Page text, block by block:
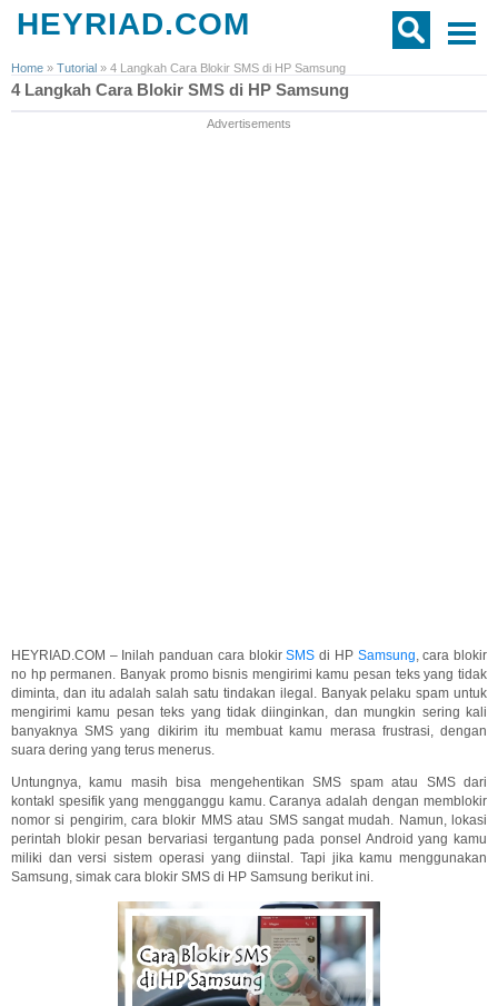
HEYRIAD.COM
Home » Tutorial » 4 Langkah Cara Blokir SMS di HP Samsung
4 Langkah Cara Blokir SMS di HP Samsung
Advertisements
HEYRIAD.COM – Inilah panduan cara blokirSMSdi HP Samsung, cara blokir
no hp permanen. Banyak promo bisnis mengirimi kamu pesan teks yang tidak
diminta, dan itu adalah salah satu tindakan ilegal. Banyak pelaku spam untuk
mengirimi kamu pesan teks yang tidak diinginkan, dan mungkin sering kali
banyaknya SMS yang dikirim itu membuat kamu merasa frustrasi, dengan
suara dering yang terus menerus.
Untungnya, kamu masih bisa mengehentikan SMS spam atau SMS dari
kontakl spesifik yang mengganggu kamu. Caranya adalah dengan memblokir
nomor si pengirim, cara blokir MMS atau SMS sangat mudah. Namun, lokasi
perintah blokir pesan bervariasi tergantung pada ponsel Android yang kamu
miliki dan versi sistem operasi yang diinstal. Tapi jika kamu menggunakan
Samsung, simak cara blokir SMS di HP Samsung berikut ini.